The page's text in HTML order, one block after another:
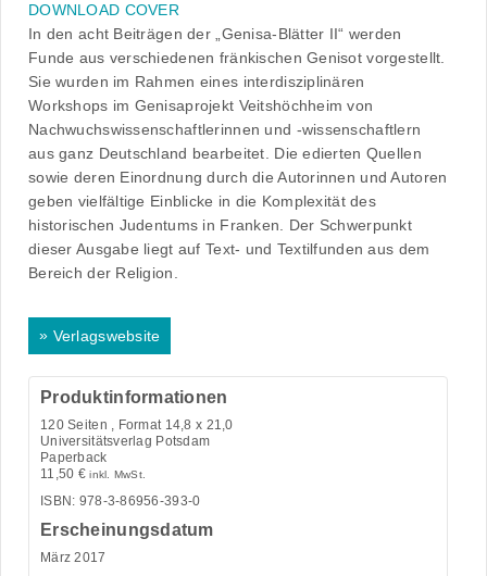
DOWNLOAD COVER
In den acht Beiträgen der „Genisa-Blätter II“ werden
Funde aus verschiedenen fränkischen Genisot vorgestellt.
Sie wurden im Rahmen eines interdisziplinären
Workshops im Genisaprojekt Veitshöchheim von
Nachwuchswissenschaftlerinnen und -wissenschaftlern
aus ganz Deutschland bearbeitet. Die edierten Quellen
sowie deren Einordnung durch die Autorinnen und Autoren
geben vielfältige Einblicke in die Komplexität des
historischen Judentums in Franken. Der Schwerpunkt
dieser Ausgabe liegt auf Text- und Textilfunden aus dem
Bereich der Religion.
» Verlagswebsite
Produktinformationen
120Seiten , Format 14,8 x 21,0
Universitätsverlag Potsdam
Paperback
11,50 € inkl. MwSt.
ISBN: 978-3-86956-393-0
Erscheinungsdatum
März 2017